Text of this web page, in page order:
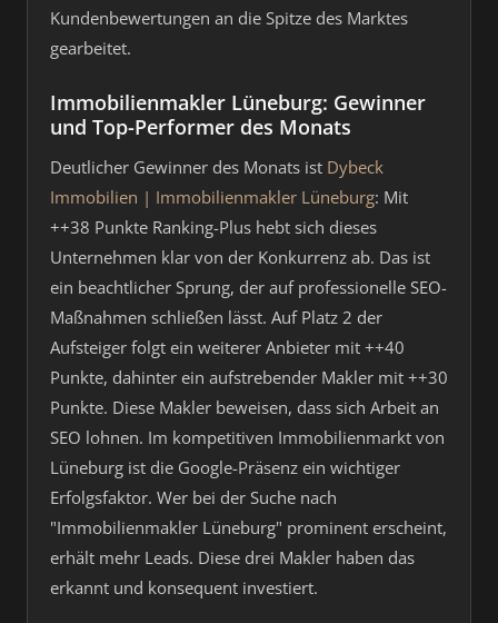
Kundenbewertungen an die Spitze des Marktes
gearbeitet.
Immobilienmakler Lüneburg: Gewinner
und Top-Performer des Monats
Deutlicher Gewinner des Monats ist Dybeck
Immobilien | Immobilienmakler Lüneburg: Mit
++38 Punkte Ranking-Plus hebt sich dieses
Unternehmen klar von der Konkurrenz ab. Das ist
ein beachtlicher Sprung, der auf professionelle SEO-
Maßnahmen schließen lässt. Auf Platz 2 der
Aufsteiger folgt ein weiterer Anbieter mit ++40
Punkte, dahinter ein aufstrebender Makler mit ++30
Punkte. Diese Makler beweisen, dass sich Arbeit an
SEO lohnen. Im kompetitiven Immobilienmarkt von
Lüneburg ist die Google-Präsenz ein wichtiger
Erfolgsfaktor. Wer bei der Suche nach
"Immobilienmakler Lüneburg" prominent erscheint,
erhält mehr Leads. Diese drei Makler haben das
erkannt und konsequent investiert.